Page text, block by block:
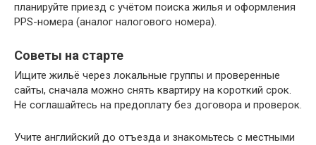
планируйте приезд с учётом поиска жилья и оформления
PPS-номера (аналог налогового номера).
Советы на старте
Ищите жильё через локальные группы и проверенные
сайты, сначала можно снять квартиру на короткий срок.
Не соглашайтесь на предоплату без договора и проверок.
Учите английский до отъезда и знакомьтесь с местными